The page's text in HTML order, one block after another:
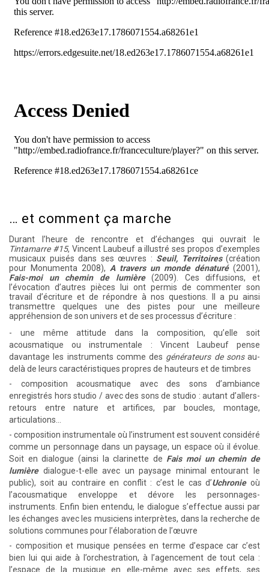
… et comment ça marche
Durant l’heure de rencontre et d’échanges qui ouvrait le
Tintamarre #15, Vincent Laubeuf a illustré ses propos d’exemples
musicaux puisés dans ses œuvres : Seuil, Territoires (création
pour Monumenta 2008), A travers un monde dénaturé (2001),
Fais-moi un chemin de lumière(2009). Ces diffusions, et
l’évocation d’autres pièces lui ont permis de commenter son
travail d’écriture et de répondre à nos questions. Il a pu ainsi
transmettre quelques une des pistes pour une meilleure
appréhension de son univers et de ses processus d’écriture :
- une même attitude dans la composition, qu’elle soit
acousmatique ou instrumentale : Vincent Laubeuf pense
davantage les instruments comme des générateurs de sonsau-
delà de leurs caractéristiques propres de hauteurs et de timbres
- composition acousmatique avec des sons d’ambiance
enregistrés hors studio / avec des sons de studio : autant d’allers-
retours entre nature et artifices, par boucles, montage,
articulations…
- composition instrumentale où l’instrument est souvent considéré
comme un personnage dans un paysage, un espace où il évolue.
Soit en dialogue (ainsi la clarinette de Fais moi un chemin de
lumière dialogue-t-elle avec un paysage minimal entourant le
public), soit au contraire en conflit : c’est le cas d’Uchronieoù
l’acousmatique enveloppe et dévore les personnages-
instruments. Enfin bien entendu, le dialogue s’effectue aussi par
les échanges avec les musiciens interprètes, dans la recherche de
solutions communes pour l’élaboration de l’œuvre
- composition et musique pensées en terme d’espace car c’est
bien lui qui aide à l’orchestration, à l’agencement de tout cela :
l’espace de la musique en elle-même avec ses effets, ses